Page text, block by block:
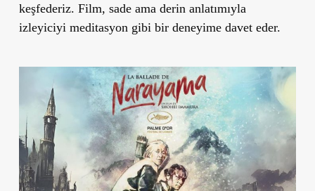
keşfederiz. Film, sade ama derin anlatımıyla
izleyiciyi meditasyon gibi bir deneyime davet eder.